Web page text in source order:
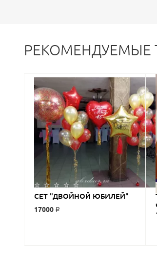
РЕКОМЕНДУЕМЫЕ
СЕТ "ДВОЙНОЙ ЮБИЛЕЙ"
17000 ₽